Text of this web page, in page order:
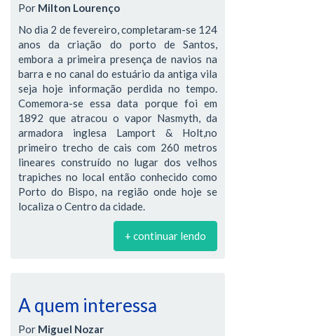
Por Milton Lourenço
No dia 2 de fevereiro, completaram-se 124
anos da criação do porto de Santos,
embora a primeira presença de navios na
barra e no canal do estuário da antiga vila
seja hoje informação perdida no tempo.
Comemora-se essa data porque foi em
1892 que atracou o vapor Nasmyth, da
armadora inglesa Lamport & Holt,no
primeiro trecho de cais com 260 metros
lineares construído no lugar dos velhos
trapiches no local então conhecido como
Porto do Bispo, na região onde hoje se
localiza o Centro da cidade.
+ continuar lendo
A quem interessa
Por Miguel Nozar